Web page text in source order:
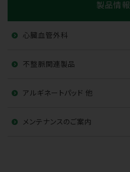
製品情報
心臓血管外科
不整脈関連製品
アルギネートパッド 他
メンテナンスのご案内